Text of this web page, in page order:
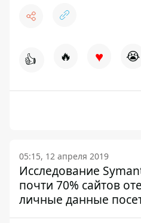
👍 🔥 ♥ 😭
05:15, 12 апреля 2019
Исследование
почти 70% сайтов
личные данные